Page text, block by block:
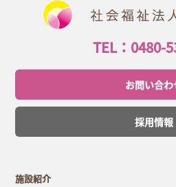
TEL：0480-
お問い合わ
採用情報
施設紹介